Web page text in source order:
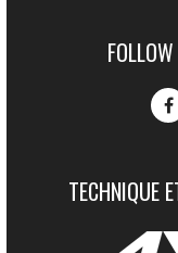
TECHNIQUE